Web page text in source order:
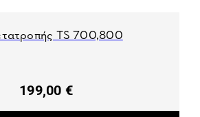
TS 700,800
199,00 €